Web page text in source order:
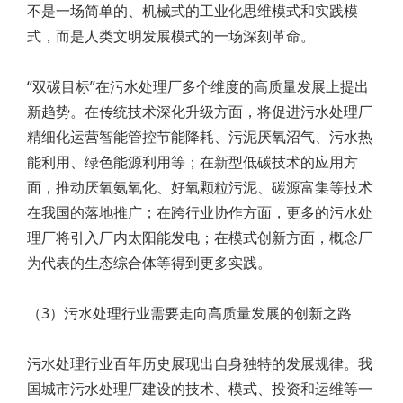
不是一场简单的、机械式的工业化思维模式和实践模
式，而是人类文明发展模式的一场深刻革命。
“双碳目标”在污水处理厂多个维度的高质量发展上提出
新趋势。在传统技术深化升级方面，将促进污水处理厂
精细化运营智能管控节能降耗、污泥厌氧沼气、污水热
能利用、绿色能源利用等；在新型低碳技术的应用方
面，推动厌氧氨氧化、好氧颗粒污泥、碳源富集等技术
在我国的落地推广；在跨行业协作方面，更多的污水处
理厂将引入厂内太阳能发电；在模式创新方面，概念厂
为代表的生态综合体等得到更多实践。
（3）污水处理行业需要走向高质量发展的创新之路
污水处理行业百年历史展现出自身独特的发展规律。我
国城市污水处理厂建设的技术、模式、投资和运维等一